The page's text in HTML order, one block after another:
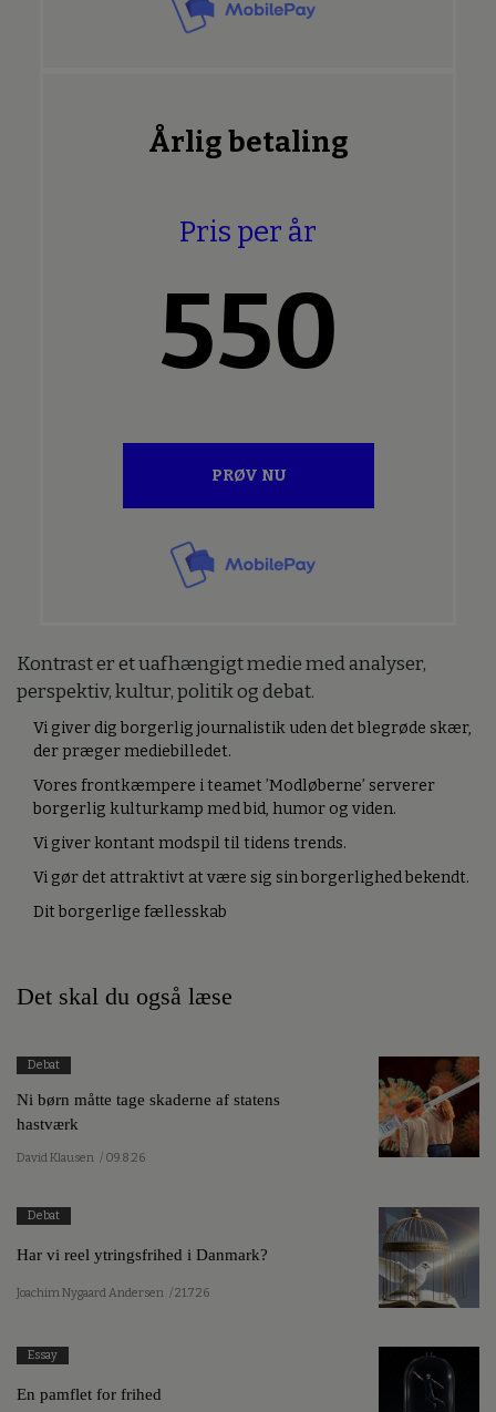
Årlig betaling
Pris per år
550
PRØV NU
Kontrast er et uafhængigt medie med analyser,
perspektiv, kultur, politik og debat.
Vi giver dig borgerlig journalistik uden det blegrøde skær,
der præger mediebilledet.
Vores frontkæmpere i teamet ’Modløberne’ serverer
borgerlig kulturkamp med bid, humor og viden.
Vi giver kontant modspil til tidens trends.
Vi gør det attraktivt at være sig sin borgerlighed bekendt.
Dit borgerlige fællesskab
Det skal du også læse
Debat
Ni børn måtte tage skaderne af statens
hastværk
David Klausen / 09.8.26
Debat
Har vi reel ytringsfrihed i Danmark?
Joachim Nygaard Andersen / 21.7.26
Essay
En pamflet for frihed